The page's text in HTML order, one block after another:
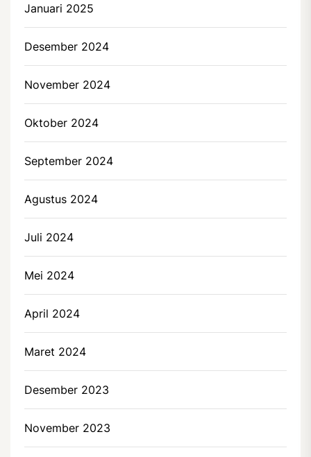
Januari 2025
Desember 2024
November 2024
Oktober 2024
September 2024
Agustus 2024
Juli 2024
Mei 2024
April 2024
Maret 2024
Desember 2023
November 2023